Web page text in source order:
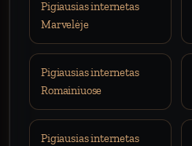
Pigiausias internetas
Marvelėje
Pigiausias internetas
Romainiuose
Pigiausias internetas